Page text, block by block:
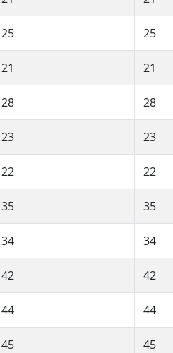
25 25
21 21
28 28
23 23
22 22
35 35
34 34
42 42
44 44
45 45